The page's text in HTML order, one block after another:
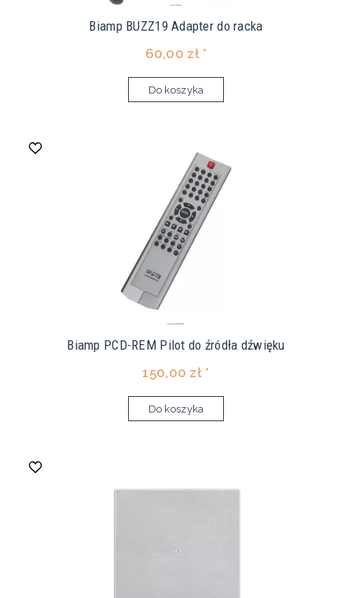
Biamp BUZZ19 Adapter do racka
60,00 zł *
Do koszyka
Biamp PCD-REM Pilot do źródła dźwięku
150,00 zł *
Do koszyka